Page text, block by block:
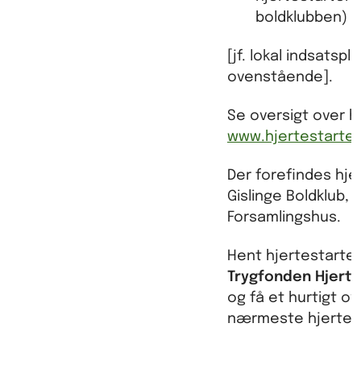
boldklubben)
[jf. lokal
ovenstående].
Se oversigt over
Der forefindes
Gislinge Boldklub,
Forsamlingshus.
Hent
Trygfonden
og få et hurtigt
nærmeste